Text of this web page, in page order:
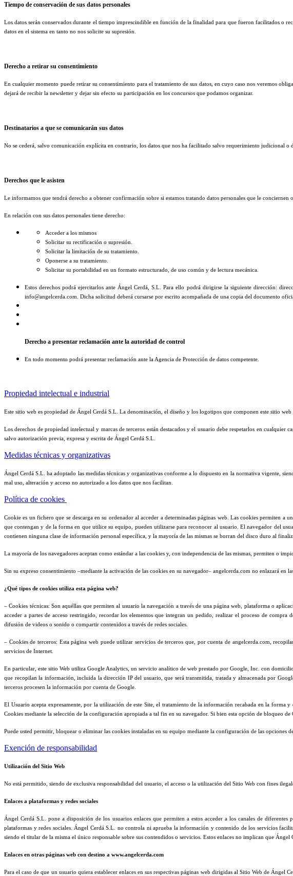
Tiempo de conservación de sus datos personales
Los datos serán conservados durante el tiempo imprescindible en función de la finalidad para que fueron facilitados o
datos en el sistema en tanto no nos solicite su supresión.
Derecho a retirar su consentimiento
En cualquier momento puede retirar su consentimiento para el tratamiento de sus datos, en cuyo caso nos veremos
dejará de recibir la newsletter y dejar sin efecto su participación en los concursos que podamos organizar.
Destinatarios a que se comunicarán sus datos
No se cederá, salvo comunicación explícita en contrario, los datos que nos ha facilitado salvo requerimiento judicional o
Derechos que le asisten
Le informamos que tendrá derecho a obtener confirmación sobre si estamos tratando datos personales que le conciernen o
En relación con sus datos personales tiene derecho:
Acceder a los mismos
Solicitar su rectificación o supresión.
Solicitar la limitación de su tratamiento.
Oponerse a su tratamiento.
Solicitar su portabilidad en un formato estructurado, de uso común y de lectura mecánica.
Estos derechos podrá ejercitarlos ante Ángel Cerdá, S.L. Para ello podrá dirigirse la siguiente dirección:
info@angelcerda.com. Dicha solicitud deberá cursarse por escrito acompañada de una copia del documento
Derecho a presentar reclamación ante la autoridad de control
En todo momento podrá presentar reclamación ante la Agencia de Protección de datos competente.
Propiedad intelectual e industrial
Este sitio web es propiedad de Ángel Cerdá S.L. La denominación, el diseño y los logotipos que componen este sitio
Los derechos de propiedad intelectual y marcas de terceros están destacados y el usuario debe respetarlos en
salvo autorización previa, expresa y escrita de Ángel Cerdá S.L.
Medidas técnicas y organizativas
Ángel Cerdá S.L. ha adoptado las medidas técnicas y organizativas conforme a lo dispuesto en la normativa vigente,
mal uso, alteración y acceso no autorizado a los datos que nos facilitan.
Política de cookies
Cookie es un fichero que se descarga en su ordenador al acceder a determinadas páginas web. Las cookies permiten
que contengan y de la forma en que utilice su equipo, pueden utilizarse para reconocer al usuario. El navegador del
contienen ninguna clase de información personal específica, y la mayoría de las mismas se borran del disco duro al
La mayoría de los navegadores aceptan como estándar a las cookies y, con independencia de las mismas, permiten o
Sin su expreso consentimiento –mediante la activación de las cookies en su navegador– angelcerda.com no enlazará
¿Qué tipos de cookies utiliza esta página web?
– Cookies técnicas: Son aquéllas que permiten al usuario la navegación a través de una página web, plataforma o
acceder a partes de acceso restringido, recordar los elementos que integran un pedido, realizar el proceso de
difusión de videos o sonido o compartir contenidos a través de redes sociales.
– Cookies de terceros: Esta página web puede utilizar servicios de terceros que, por cuenta de angelcerda.com,
servicios de Internet.
En particular, este sitio Web utiliza Google Analytics, un servicio analítico de web prestado por Google, Inc. con
que recopilan la información, incluida la dirección IP del usuario, que será transmitida, tratada y almacenada por
terceros procesen la información por cuenta de Google.
El Usuario acepta expresamente, por la utilización de este Site, el tratamiento de la información recabada en la
Cookies mediante la selección de la configuración apropiada a tal fin en su navegador. Si bien esta opción de bloqueo
Puede usted permitir, bloquear o eliminar las cookies instaladas en su equipo mediante la configuración de las opciones
Exención de responsabilidad
Utilización del Sitio Web
No está permitido, siendo de exclusiva responsabilidad del usuario, el acceso o la utilización del Sitio Web con fines
Enlaces a plataformas y redes sociales
Ángel Cerdá S.L. pone a disposición de los usuarios enlaces que permiten a estos acceder a los canales de
plataformas y redes sociales. Ángel Cerdá S.L. no controla ni aprueba la información y contenido de los servicios
siendo el titular de la misma el único responsable sobre sus contendidos o servicios. Estos enlaces no implican que
Enlaces en otras páginas web con destino a www.angelcerda.com
Para el caso de que un usuario quiera establecer enlaces en sus respectivas páginas web dirigidas al Sitio Web de